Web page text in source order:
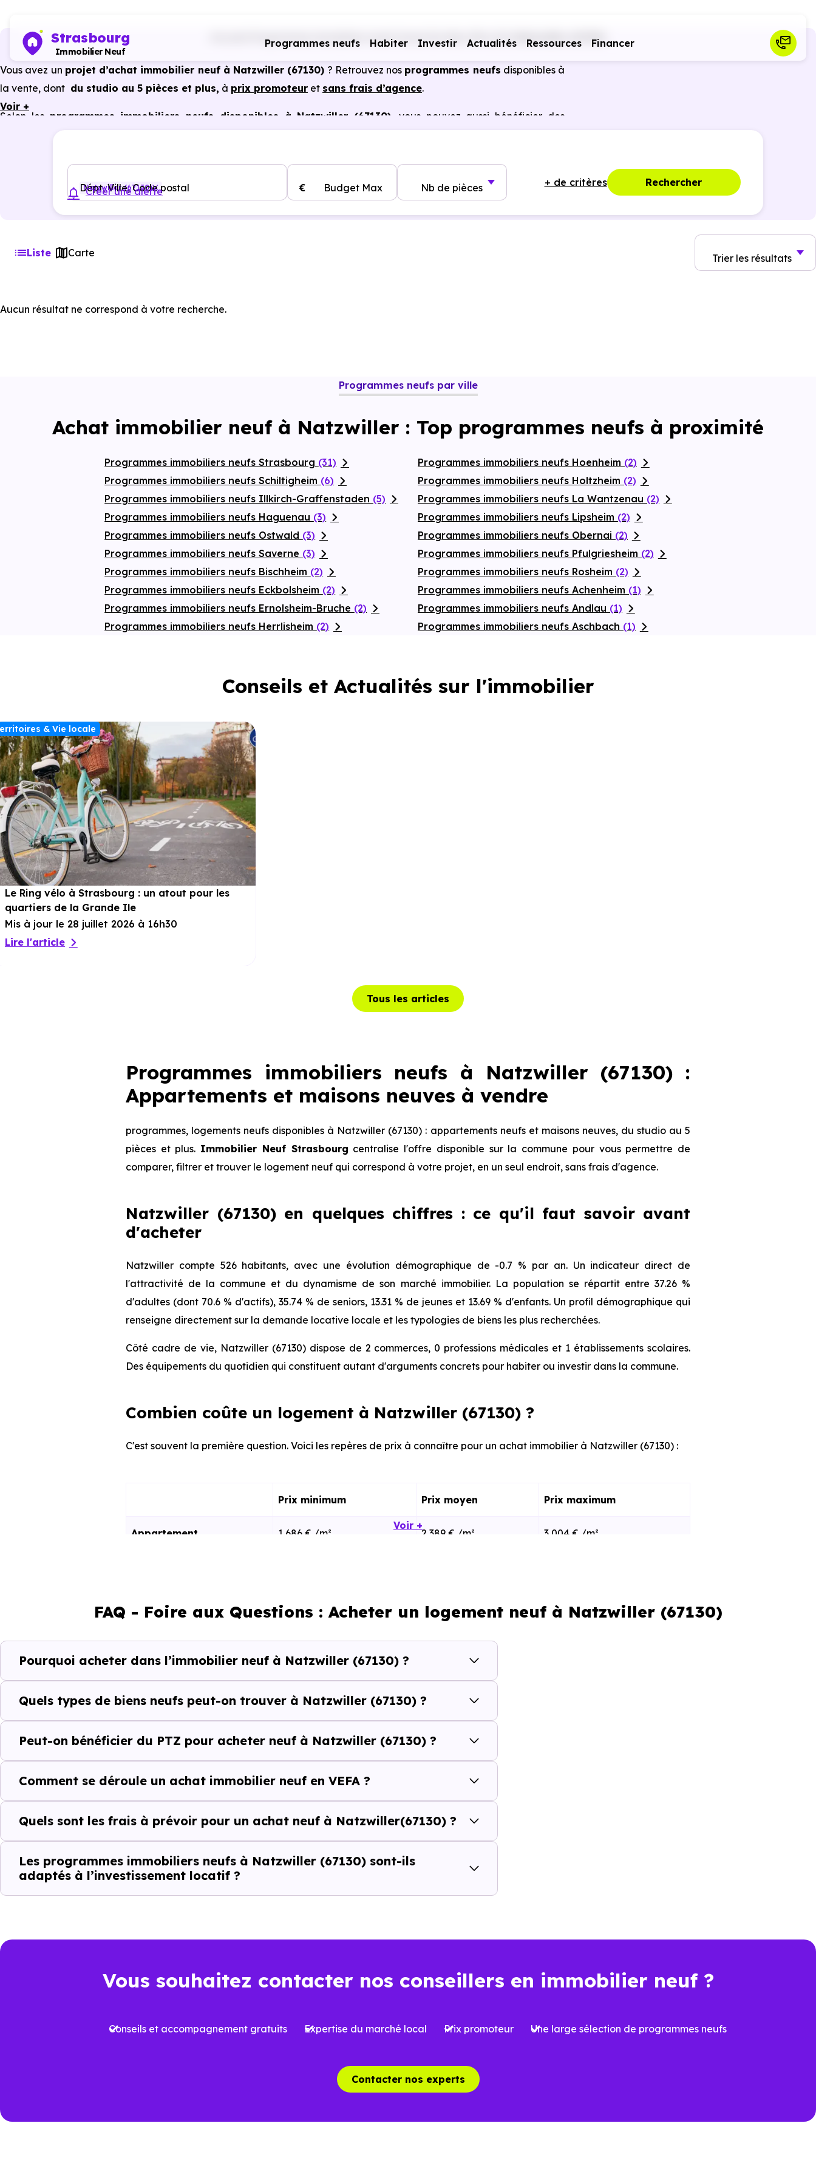
Strasbourg
Immobilier Neuf
Programmes neufs Habiter Investir Actualités Ressources Financer
Programmes immobiliers neufs Grand Est Bas-Rhin (67) Natzwiller (67130)
Vous avez un projet d’achat immobilier neuf à Natzwiller (67130) ? Retrouvez nos programmes neufs disponibles à
la vente, dont du studio au 5 pièces et plus, à prix promoteur et sans frais d’agence.
Selon les programmes immobiliers neufs disponibles à Natzwiller (67130) , vous pouvez aussi bénéficier des
Voir +
Dépt, Ville, Code postal
Natzwiller (67130) Budget Max
€ Nb de pièces + de critères Rechercher
Créer une alerte
Liste Carte Trier les résultats
Aucun résultat ne correspond à votre recherche.
Programmes neufs par ville
Achat immobilier neuf à Natzwiller : Top programmes neufs à proximité
Programmes immobiliers neufs Strasbourg (31)
Programmes immobiliers neufs Schiltigheim (6)
Programmes immobiliers neufs Illkirch-Graffenstaden (5)
Programmes immobiliers neufs Haguenau (3)
Programmes immobiliers neufs Ostwald (3)
Programmes immobiliers neufs Saverne (3)
Programmes immobiliers neufs Bischheim (2)
Programmes immobiliers neufs Eckbolsheim (2)
Programmes immobiliers neufs Ernolsheim-Bruche (2)
Programmes immobiliers neufs Herrlisheim (2)
Programmes immobiliers neufs Hoenheim (2)
Programmes immobiliers neufs Holtzheim (2)
Programmes immobiliers neufs La Wantzenau (2)
Programmes immobiliers neufs Lipsheim (2)
Programmes immobiliers neufs Obernai (2)
Programmes immobiliers neufs Pfulgriesheim (2)
Programmes immobiliers neufs Rosheim (2)
Programmes immobiliers neufs Achenheim (1)
Programmes immobiliers neufs Andlau (1)
Programmes immobiliers neufs Aschbach (1)
Conseils et Actualités sur l'immobilier
& Vie locale
Le Ring vélo à Strasbourg : un atout pour les
quartiers de la Grande Ile
Mis à jour le 28 juillet 2026 à 16h30
Lire l'article
Tous les articles
Programmes immobiliers neufs à Natzwiller (67130) :
Appartements et maisons neuves à vendre
programmes, logements neufs disponibles à Natzwiller (67130) : appartements neufs et maisons neuves, du studio au 5
pièces et plus. Immobilier Neuf Strasbourg centralise l'offre disponible sur la commune pour vous permettre de
comparer, filtrer et trouver le logement neuf qui correspond à votre projet, en un seul endroit, sans frais d'agence.
Natzwiller (67130) en quelques chiffres : ce qu'il faut savoir avant
d'acheter
Natzwiller compte 526 habitants, avec une évolution démographique de -0.7 % par an. Un indicateur direct de
l'attractivité de la commune et du dynamisme de son marché immobilier. La population se répartit entre 37.26 %
d'adultes (dont 70.6 % d'actifs), 35.74 % de seniors, 13.31 % de jeunes et 13.69 % d'enfants. Un profil démographique qui
renseigne directement sur la demande locative locale et les typologies de biens les plus recherchées.
Côté cadre de vie, Natzwiller (67130) dispose de 2 commerces, 0 professions médicales et 1 établissements scolaires.
Des équipements du quotidien qui constituent autant d'arguments concrets pour habiter ou investir dans la commune.
Combien coûte un logement à Natzwiller (67130) ?
C'est souvent la première question. Voici les repères de prix à connaître pour un achat immobilier à Natzwiller (67130) :
Prix minimum Prix moyen Prix maximum
Appartement 1 686 € /m² 2 389 € /m² 3 004 € /m²
Ces prix varient selon la localisation dans la commune, la surface, les prestations et le stade d'avancement du
Le parc résidentiel de Natzwiller (67130) se compose de 15 % d'appartements et 85 % de maisons, dont 12.5 % de
résidences secondaires.
Avec 86.3 % de propriétaires et [[PourcentageLocataires] % de locataires, Natzwiller présente deux indicateurs
complémentaires : un marché de l'accession et un potentiel locatif à prendre en compte, pour tout projet
d'investissement ou d'achat de résidence principale..
Acheter dans le neuf ou dans l’ancien à Natzwiller (67130) : comparer
au-delà du prix au m²
À première vue, leprix au m² d’un logement neuf à Natzwiller (67130)
ancien. Pourtant, ce chiffre seul ne suffit pas à évaluer le vrai coût d’un achat immobilier. Pour comparer objectivement,
il faut regarder l’ensemble de l’opération : frais d’acquisition, financement, travaux, performance énergétique, sécurité
réduite
énergétique
prévoir
des charges mieux maîtrisées
Voir +
FAQ - Foire aux Questions : Acheter un logement neuf à Natzwiller (67130)
Pourquoi acheter dans l’immobilier neuf à Natzwiller (67130) ?
Quels types de biens neufs peut-on trouver à Natzwiller (67130) ?
Peut-on bénéficier du PTZ pour acheter neuf à Natzwiller (67130) ?
Comment se déroule un achat immobilier neuf en VEFA ?
Quels sont les frais à prévoir pour un achat neuf à Natzwiller(67130) ?
Les programmes immobiliers neufs à Natzwiller (67130) sont-ils
adaptés à l’investissement locatif ?
Vous souhaitez contacter nos conseillers en immobilier neuf ?
Conseils et accompagnement gratuits Expertise du marché local Prix promoteur Une large sélection de programmes neufs
Contacter nos experts